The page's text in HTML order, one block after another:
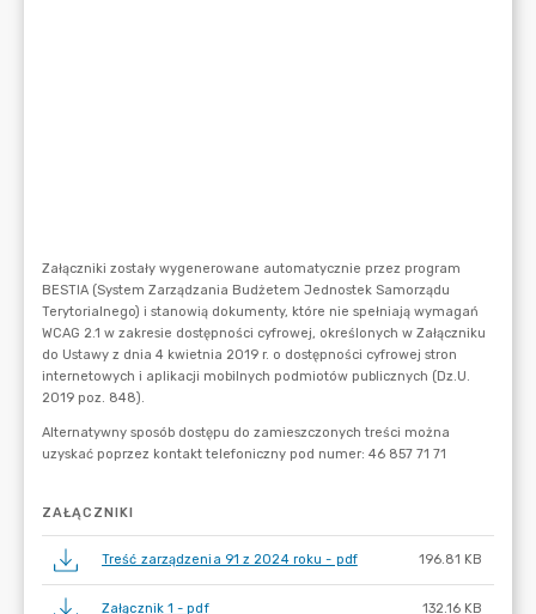
ZAŁĄCZNIKI
Treść zarządzenia 91 z 2024 roku - pdf 196.81 KB
Załącznik 1 - pdf 132.16 KB